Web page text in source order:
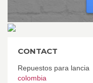
CONTACT
Repuestos para lancia
colombia